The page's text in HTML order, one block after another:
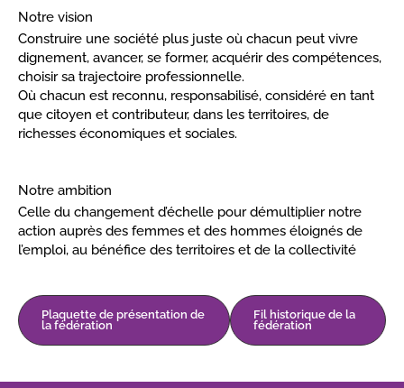
Notre vision
Construire une société plus juste où chacun peut vivre
dignement, avancer, se former, acquérir des compétences,
choisir sa trajectoire professionnelle.
Où chacun est reconnu, responsabilisé, considéré en tant
que citoyen et contributeur, dans les territoires, de
richesses économiques et sociales.
Notre ambition
Celle du changement d’échelle pour démultiplier notre
action auprès des femmes et des hommes éloignés de
l’emploi, au bénéfice des territoires et de la collectivité
Plaquette de présentation de
la fédération
Fil historique de la
fédération